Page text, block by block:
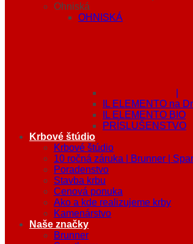
Ohniská
OHNISKÁ
IL ELEMENTO na
IL ELEMENTO BIO
PRÍSLUŠENSTVO
Krbové štúdio
Krbové štúdio
10 ročná záruka | Brunner |
Poradenstvo
Stavba krbu
Cenová ponuka
Ako a kde realizujeme krby
Kamenárstvo
Naše značky
Brunner